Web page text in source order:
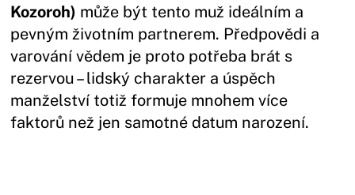
Kozoroh) může být tento muž ideálním a
pevným životním partnerem. Předpovědi a
varování vědem je proto potřeba brát s
rezervou – lidský charakter a úspěch
manželství totiž formuje mnohem více
faktorů než jen samotné datum narození.